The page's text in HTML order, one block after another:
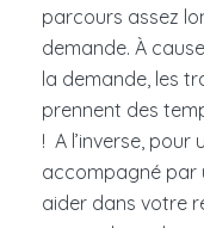
parcours assez
demande. À
la demande, les
prennent des
! A l’inverse, pour
accompagné par
aider dans votre